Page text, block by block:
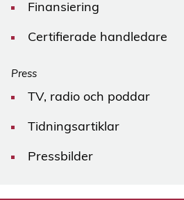
Finansiering
Certifierade handledare
Press
TV, radio och poddar
Tidningsartiklar
Pressbilder